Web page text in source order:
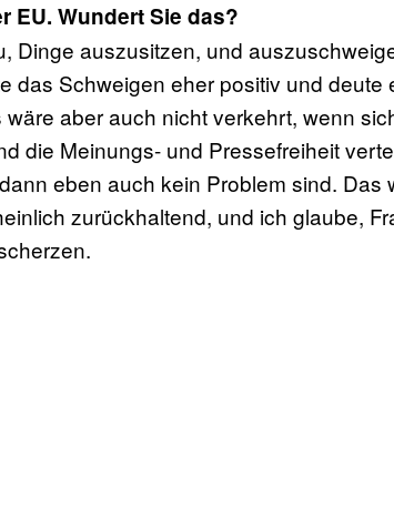
EU. Wundert Sie das?
Dinge auszusitzen, und
das Schweigen eher positiv und deute
aber auch nicht verkehrt, wenn
die Meinungs- und Pressefreiheit
eben auch kein Problem sind. Das
zurückhaltend, und ich glaube,